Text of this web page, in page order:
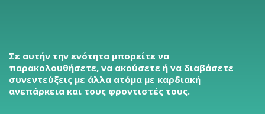
Σε αυτήν την ενότητα μπορείτε να
παρακολουθήσετε, να ακούσετε ή να διαβάσετε
συνεντεύξεις με άλλα ατόμα με καρδιακή
ανεπάρκεια και τους φροντιστές τους.